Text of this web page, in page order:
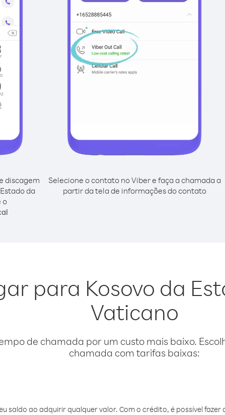
discagem
da
o
Selecione o contato no Viber e faça a chamada a
partir da tela de informações do contato
para Kosovo da
Vaticano
de chamada por um custo mais baixo.
chamada com tarifas baixas:
saldo ao adquirir qualquer valor. Com o crédito, é possível